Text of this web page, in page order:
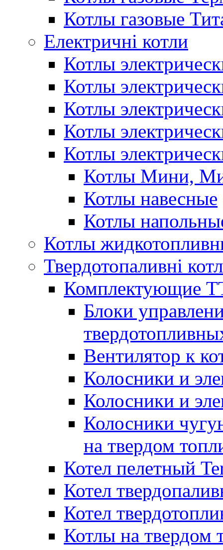
Котлы газовые
Електричні котли
Котлы
Котлы
Котлы
Котлы
Котлы
Котлы Мини,
Котлы навесные
Котлы
Котлы
Твердотопаливні
Комплектующие
Блоки
Вентилятор к
Колосники и
Колосники и
Колосники
на твердом
Котел пелетный
Котел
Котел
Котлы на твердом